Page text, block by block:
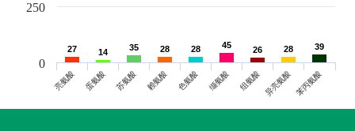
27
27 14
14 35
35 28
28 28
28 45
45 26
26 28
28 39
39
亮氨酸 蛋氨酸 苏氨酸 赖氨酸 色氨酸 缬氨酸 组氨酸 异亮氨酸苯丙氨酸
0
250